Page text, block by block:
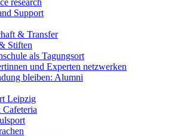
research
Support
& Transfer
Stiften
als Tagungsort
und Experten netzwerken
bleiben: Alumni
Leipzig